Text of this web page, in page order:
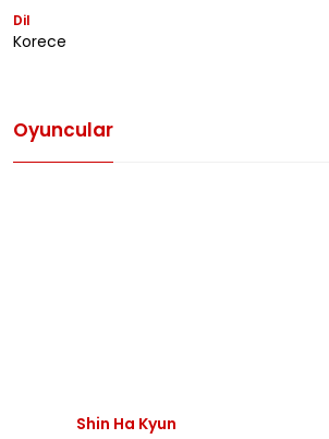
Dil
Korece
Oyuncular
Shin Ha Kyun